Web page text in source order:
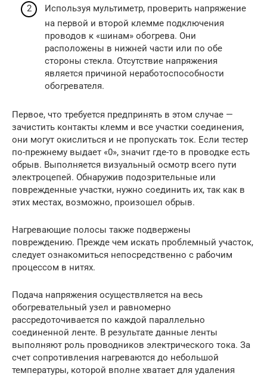
Используя мультиметр, проверить напряжение
на первой и второй клемме подключения
проводов к «шинам» обогрева. Они
расположены в нижней части или по обе
стороны стекла. Отсутствие напряжения
является причиной неработоспособности
обогревателя.
Первое, что требуется предпринять в этом случае —
зачистить контакты клемм и все участки соединения,
они могут окислиться и не пропускать ток. Если тестер
по-прежнему выдает «0», значит где-то в проводке есть
обрыв. Выполняется визуальный осмотр всего пути
электроцепей. Обнаружив подозрительные или
поврежденные участки, нужно соединить их, так как в
этих местах, возможно, произошел обрыв.
Нагревающие полосы также подвержены
повреждению. Прежде чем искать проблемный участок,
следует ознакомиться непосредственно с рабочим
процессом в нитях.
Подача напряжения осуществляется на весь
обогревательный узел и равномерно
рассредоточивается по каждой параллельно
соединенной ленте. В результате данные ленты
выполняют роль проводников электрического тока. За
счет сопротивления нагреваются до небольшой
температуры, которой вполне хватает для удаления